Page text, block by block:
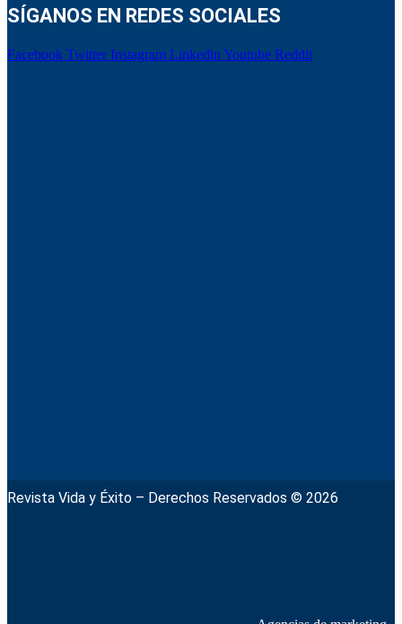
SÍGANOS EN REDES SOCIALES
Facebook Twitter Instagram Linkedin Youtube Reddit
Revista Vida y Éxito – Derechos Reservados © 2026